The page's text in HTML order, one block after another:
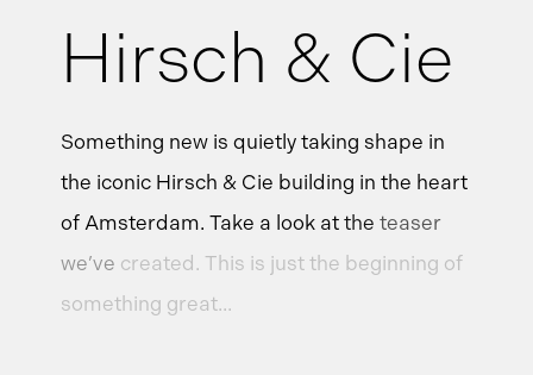
Hirsch & Cie
Something new is quietly taking shape in
the iconic Hirsch & Cie building in the heart
of Amsterdam. Take a look at the teaser
we’ve created. This is just the beginning of
something great...